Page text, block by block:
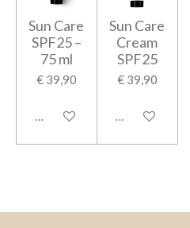
Sun Care
SPF25 –
75 ml
€ 39,90
In winkelwagen
Sun Care
Cream
SPF25
€ 39,90
In winkelwagen